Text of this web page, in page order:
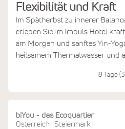
Flexibilität und Kraft
Im Spätherbst zu innerer
erleben Sie im Impuls Hotel
am Morgen und sanftes Yin-
heilsamem Thermalwasser und
8 Tage
biYou - das Ecoquartier
Österreich
Steiermark